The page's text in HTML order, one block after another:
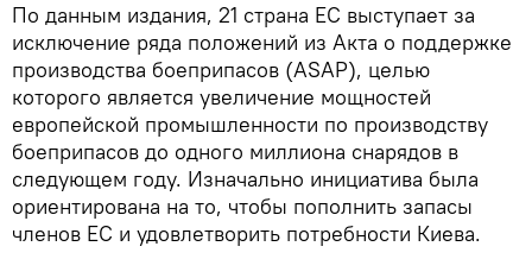
По данным издания, 21 страна ЕС выступает за
исключение ряда положений из Акта о поддержке
производства боеприпасов (ASAP), целью
которого является увеличение мощностей
европейской промышленности по производству
боеприпасов до одного миллиона снарядов в
следующем году. Изначально инициатива была
ориентирована на то, чтобы пополнить запасы
членов ЕС и удовлетворить потребности Киева.